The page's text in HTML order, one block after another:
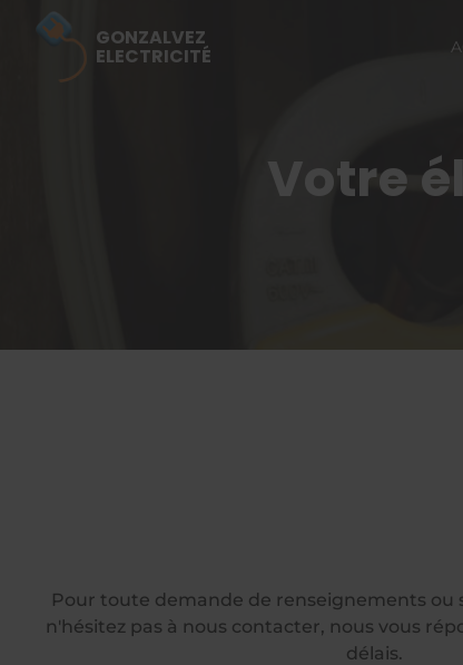
Votre
GONZALVEZ
ELECTRICITÉ
Pour toute demande de renseignements ou
n'hésitez pas à nous contacter, nous vous
délais.